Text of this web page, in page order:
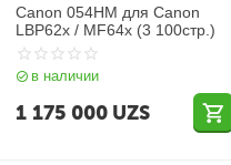
Canon 054HM для Canon
LBP62x / MF64x (3 100стр.)
в наличии
1 175 000 UZS